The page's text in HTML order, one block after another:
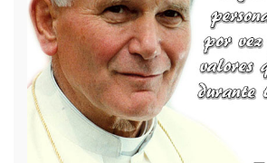
PROYECTO PESCC 2023
ENGLISH DAY 2023
CONVOCATORIA RENDICIÓN